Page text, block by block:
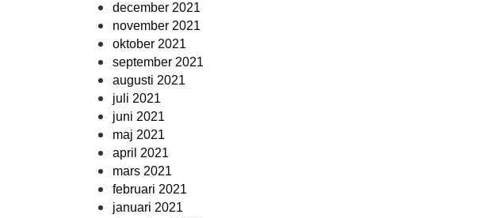
december 2021
november 2021
oktober 2021
september 2021
augusti 2021
juli 2021
juni 2021
maj 2021
april 2021
mars 2021
februari 2021
januari 2021